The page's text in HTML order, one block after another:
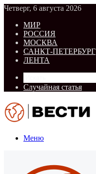
Четверг, 6 августа 2026
МИР
РОССИЯ
МОСКВА
САНКТ-ПЕТЕРБУРГ
ЛЕНТА
Случайная статья
Меню